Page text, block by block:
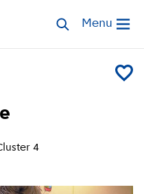
FinderSearch special
Open
Menu
Add
4